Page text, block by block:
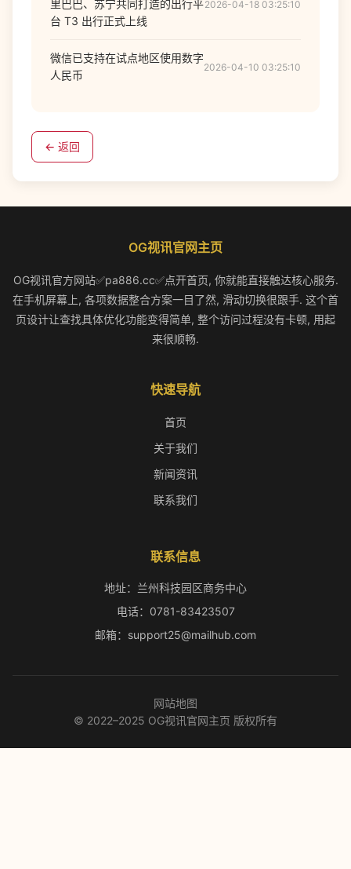
里巴巴、苏宁共同打造的出行平
台 T3 出行正式上线
2026-04-18 03:25:10
微信已支持在试点地区使用数字
人民币
2026-04-10 03:25:10
← 返回
OG视讯官网主页
OG视讯官方网站✅pa886.cc✅点开首页, 你就能直接触达核心服务.
在手机屏幕上, 各项数据整合方案一目了然, 滑动切换很跟手. 这个首
页设计让查找具体优化功能变得简单, 整个访问过程没有卡顿, 用起
来很顺畅.
快速导航
首页
关于我们
新闻资讯
联系我们
联系信息
地址：兰州科技园区商务中心
电话：0781-83423507
邮箱：support25@mailhub.com
网站地图
© 2022–2025 OG视讯官网主页 版权所有